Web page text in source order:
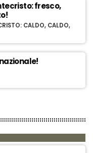
fresco,
CALDO, CALDO,